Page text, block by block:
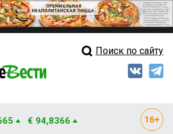
Свежий выпускПоиск по сайту
€ 94,8366